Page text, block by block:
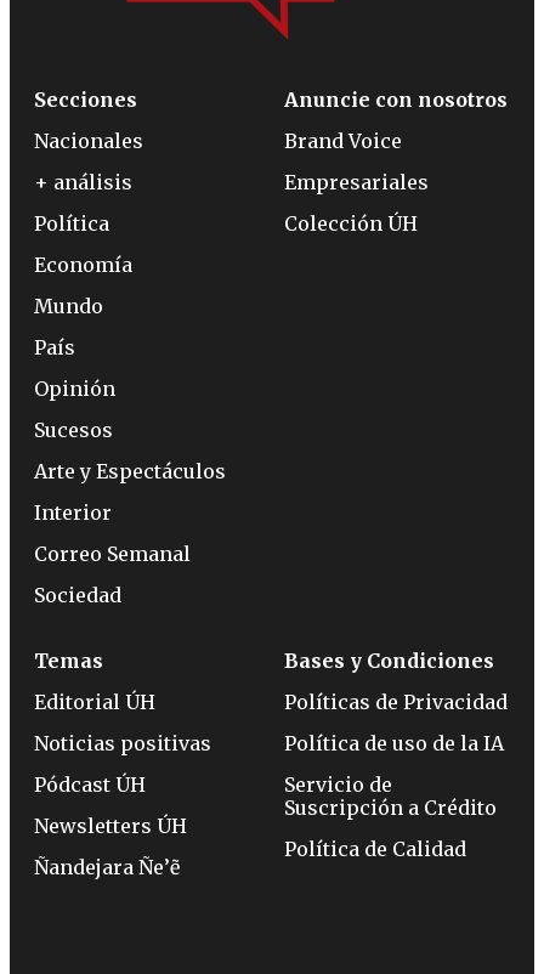
Secciones
Nacionales
+ análisis
Política
Economía
Mundo
País
Opinión
Sucesos
Arte y Espectáculos
Interior
Correo Semanal
Sociedad
Anuncie con nosotros
Brand Voice
Empresariales
Colección ÚH
Temas
Editorial ÚH
Noticias positivas
Pódcast ÚH
Newsletters ÚH
Ñandejara Ñe’ẽ
Bases y Condiciones
Políticas de Privacidad
Política de uso de la IA
Servicio de
Suscripción a Crédito
Política de Calidad